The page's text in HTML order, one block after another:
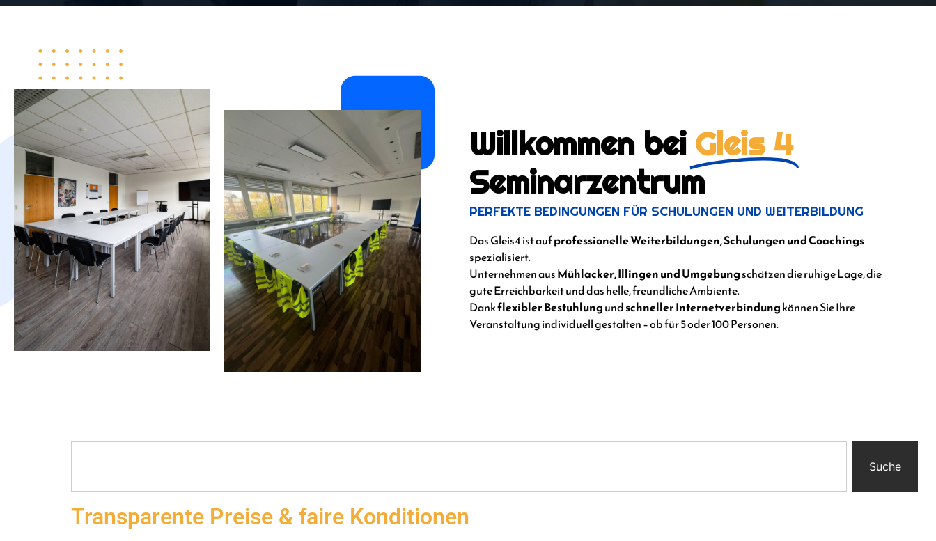
Willkommen bei Gleis 4
Seminarzentrum
PERFEKTE BEDINGUNGEN FÜR SCHULUNGEN UND WEITERBILDUNG
Das Gleis4 ist aufprofessionelle Weiterbildungen, Schulungen und Coachings
spezialisiert.
Unternehmen ausMühlacker, Illingen und Umgebungschätzen die ruhige Lage, die
gute Erreichbarkeit und das helle, freundliche Ambiente.
Dankflexibler Bestuhlungundschneller Internetverbindungkönnen Sie Ihre
Veranstaltung individuell gestalten – ob für 5 oder 100 Personen.
Suche
Transparente Preise & faire Konditionen